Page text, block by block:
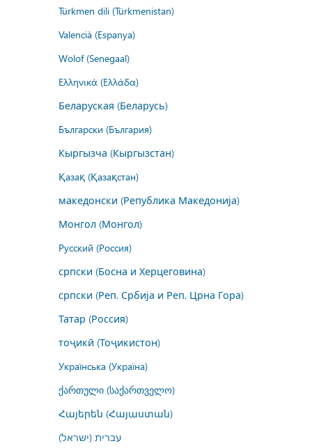
Türkmen dili (Türkmenistan)
Valencià (Espanya)
Wolof (Senegaal)
Ελληνικά (Ελλάδα)
Беларуская (Беларусь)
Български (България)
Кыргызча (Кыргызстан)
Қазақ (Қазақстан)
македонски (Република Македонија)
Монгол (Монгол)
Русский (Россия)
српски (Босна и Херцеговина)
српски (Реп. Србија и Реп. Црна Гора)
Татар (Россия)
тоҷикӣ (Тоҷикистон)
Українська (Україна)
ქართული (საქართველო)
Հայերեն (Հայաստան)
עברית (ישראל)